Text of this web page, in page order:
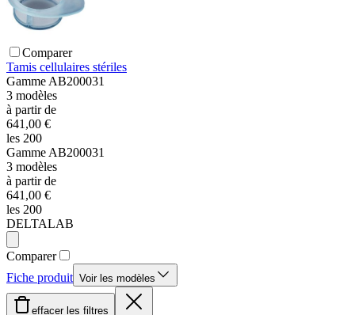
Comparer
Tamis cellulaires stériles
Gamme AB200031
3 modèles
à partir de
641,00 €
les 200
Gamme AB200031
3 modèles
à partir de
641,00 €
les 200
DELTALAB
Comparer
Fiche produit Voir les modèles
effacer les filtres